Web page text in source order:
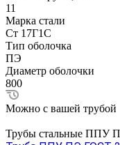
11
Марка стали
Ст 17Г1С
Тип оболочка
ПЭ
Диаметр оболочки
800
Можно с вашей трубой
Трубы стальные ППУ